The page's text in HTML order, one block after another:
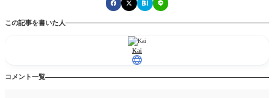
この記事を書いた人
Kai
コメント一覧